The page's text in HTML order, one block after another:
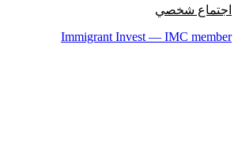
اجتماع شخصي
Immigrant Invest — IMC member